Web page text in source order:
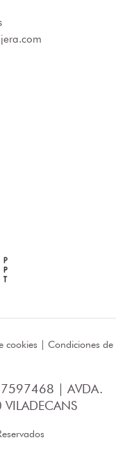
cookies | Condiciones de
| AVDA.